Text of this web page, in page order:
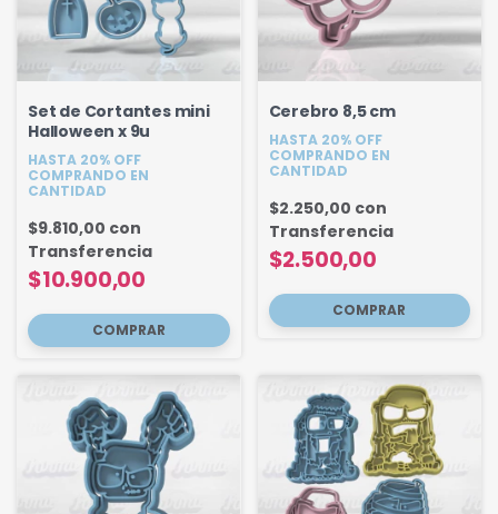
Set de Cortantes mini
Halloween x 9u
HASTA 20% OFF
COMPRANDO EN
CANTIDAD
$10.900,00
$9.810,00 con
Transferencia
Cerebro 8,5 cm
HASTA 20% OFF
COMPRANDO EN
CANTIDAD
$2.500,00
$2.250,00 con
Transferencia